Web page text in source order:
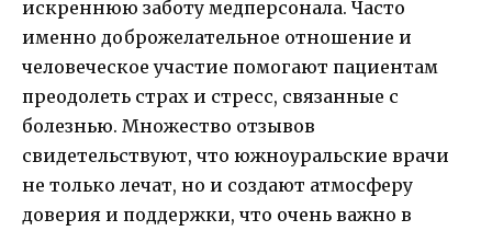
искреннюю заботу медперсонала. Часто
именно доброжелательное отношение и
человеческое участие помогают пациентам
преодолеть страх и стресс, связанные с
болезнью. Множество отзывов
свидетельствуют, что южноуральские врачи
не только лечат, но и создают атмосферу
доверия и поддержки, что очень важно в